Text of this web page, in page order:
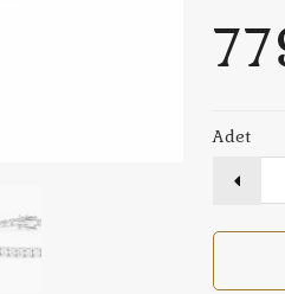
Adet